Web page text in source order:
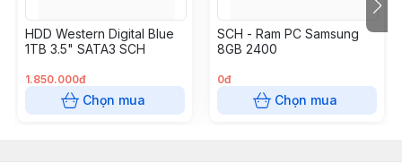
HDD Western Digital Blue
1TB 3.5" SATA3 SCH
1.850.000đ
Chọn mua
SCH - Ram PC Samsung
8GB 2400
0đ
Chọn mua